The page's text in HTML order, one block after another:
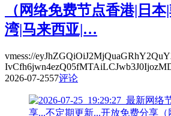
（网络免费节点香港|日
湾|马来西亚|…
vmess://
2026-07-2557评论